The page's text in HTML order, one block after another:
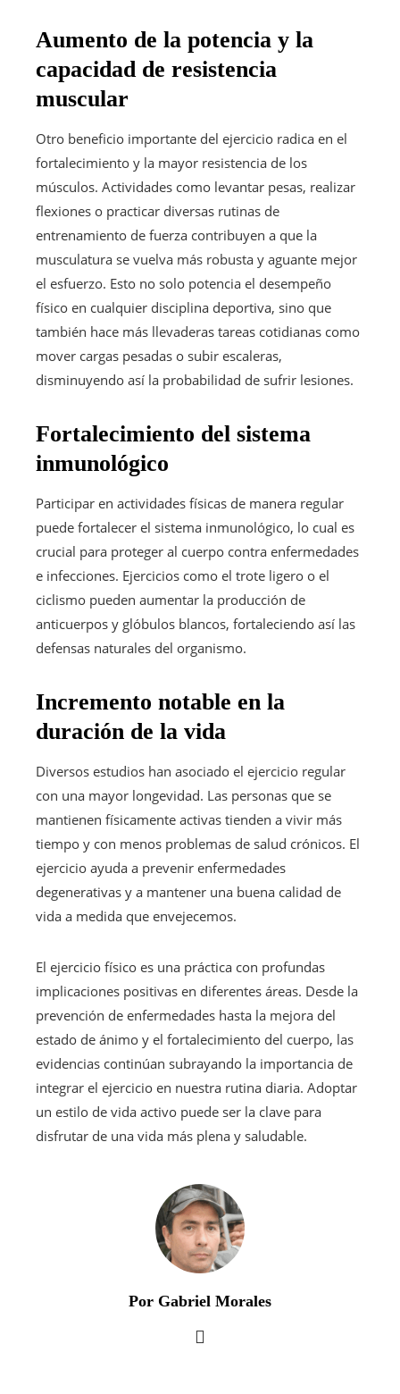
Aumento de la potencia y la
capacidad de resistencia
muscular
Otro beneficio importante del ejercicio radica en el
fortalecimiento y la mayor resistencia de los
músculos. Actividades como levantar pesas, realizar
flexiones o practicar diversas rutinas de
entrenamiento de fuerza contribuyen a que la
musculatura se vuelva más robusta y aguante mejor
el esfuerzo. Esto no solo potencia el desempeño
físico en cualquier disciplina deportiva, sino que
también hace más llevaderas tareas cotidianas como
mover cargas pesadas o subir escaleras,
disminuyendo así la probabilidad de sufrir lesiones.
Fortalecimiento del sistema
inmunológico
Participar en actividades físicas de manera regular
puede fortalecer el sistema inmunológico, lo cual es
crucial para proteger al cuerpo contra enfermedades
e infecciones. Ejercicios como el trote ligero o el
ciclismo pueden aumentar la producción de
anticuerpos y glóbulos blancos, fortaleciendo así las
defensas naturales del organismo.
Incremento notable en la
duración de la vida
Diversos estudios han asociado el ejercicio regular
con una mayor longevidad. Las personas que se
mantienen físicamente activas tienden a vivir más
tiempo y con menos problemas de salud crónicos. El
ejercicio ayuda a prevenir enfermedades
degenerativas y a mantener una buena calidad de
vida a medida que envejecemos.
El ejercicio físico es una práctica con profundas
implicaciones positivas en diferentes áreas. Desde la
prevención de enfermedades hasta la mejora del
estado de ánimo y el fortalecimiento del cuerpo, las
evidencias continúan subrayando la importancia de
integrar el ejercicio en nuestra rutina diaria. Adoptar
un estilo de vida activo puede ser la clave para
disfrutar de una vida más plena y saludable.
Por Gabriel Morales